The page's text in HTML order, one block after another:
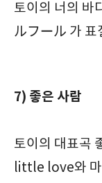
토이의 너의 바
ルフール 가 표
7) 좋은 사람
토이의 대표곡
little love와 마